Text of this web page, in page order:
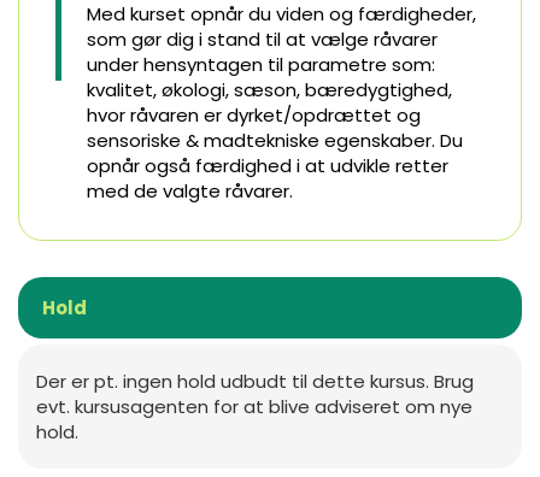
Med kurset opnår du viden og færdigheder,
som gør dig i stand til at vælge råvarer
under hensyntagen til parametre som:
kvalitet, økologi, sæson, bæredygtighed,
hvor råvaren er dyrket/opdrættet og
sensoriske & madtekniske egenskaber. Du
opnår også færdighed i at udvikle retter
med de valgte råvarer.
Hold
Der er pt. ingen hold udbudt til dette kursus. Brug
evt. kursusagenten for at blive adviseret om nye
hold.